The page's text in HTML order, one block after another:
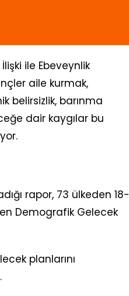
ile Ebeveynlik
aile kurmak,
belirsizlik, barınma
dair kaygılar bu
rapor, 73 ülkeden 18-
Demografik Gelecek
planlarını